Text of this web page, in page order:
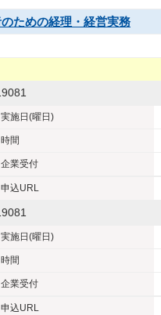
ための経理・経営実務
実施日 (曜日)
時間
企業受付
申込URL
実施日 (曜日)
時間
企業受付
申込URL